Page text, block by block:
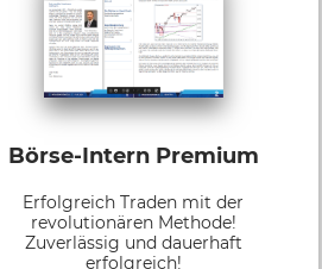
Börse-Intern Premium
Erfolgreich Traden mit der
revolutionären Methode!
Zuverlässig und dauerhaft
erfolgreich!